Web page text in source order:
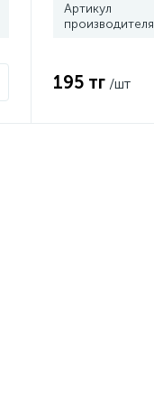
Артикул
производителя
195 тг /шт